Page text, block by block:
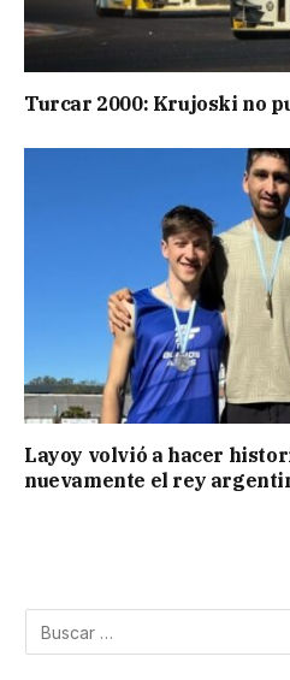
Turcar 2000: Krujoski no
Layoy volvió a hacer
nuevamente el rey